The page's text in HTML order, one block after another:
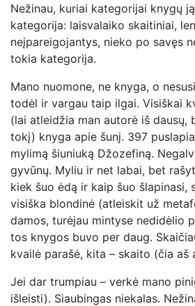
Nežinau, kuriai kategorijai knygų
kategorija: laisvalaiko skaitiniai,
neįpareigojantys, nieko po savęs
tokia kategorija.
Mano nuomone, ne knyga, o
todėl ir vargau taip ilgai. Visiškai
(lai atleidžia man autorė iš dausų,
tokį) knyga apie šunį. 397
mylimą šiuniuką Džozefiną.
gyvūnų. Myliu ir net labai, bet
kiek šuo ėdą ir kaip šuo šlapinasi,
visiška blondinė (atleiskit už
damos, turėjau mintyse nedidėlio
tos knygos buvo per daug.
kvailė parašė, kita – skaito (čia aš
Jei dar trumpiau – verkė mano
išleisti). Siaubingas niekalas.